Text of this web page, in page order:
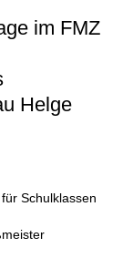
im FMZ
Helge
Schulklassen